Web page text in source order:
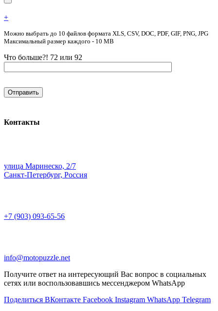
+
Можно выбрать до 10 файлов формата XLS, CSV, DOC, PDF, GIF, PNG, JPG
Максимальный размер каждого - 10 MB
Что больше?! 72 или 92
Контакты
улица Маринеско, 2/7
Санкт-Петербург, Россия
+7 (903) 093-65-56
info@motopuzzle.net
Получите ответ на интересующий Вас вопрос в социальных
сетях или воспользовавшись мессенджером WhatsApp
Поделиться ВКонтакте Facebook Instagram WhatsApp Telegram